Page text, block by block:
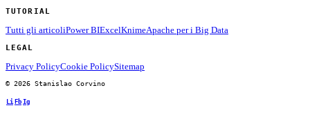
TUTORIAL
Tutti gli articoliPower BIExcelKnimeApache per i Big Data
LEGAL
Privacy PolicyCookie PolicySitemap
© 2026 Stanislao Corvino
Li Fb Ig